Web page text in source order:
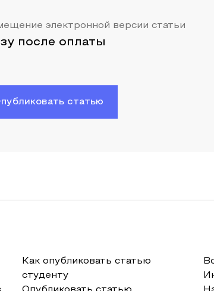
электронной версии статьи
после оплаты
статью
Как опубликовать статью
студенту